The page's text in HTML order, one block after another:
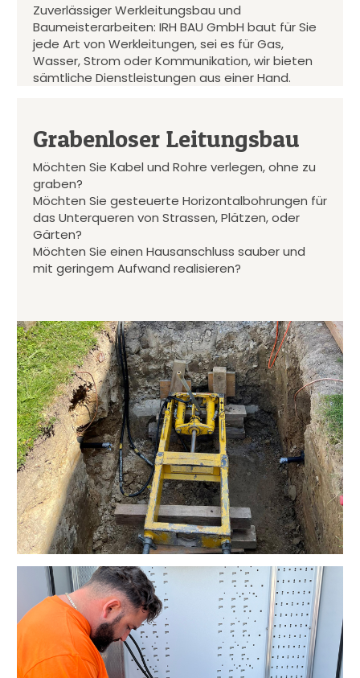
Zuverlässiger Werkleitungsbau und
Baumeisterarbeiten: IRH BAU GmbH baut für Sie
jede Art von Werkleitungen, sei es für Gas,
Wasser, Strom oder Kommunikation, wir bieten
sämtliche Dienstleistungen aus einer Hand.
Grabenloser Leitungsbau
Möchten Sie Kabel und Rohre verlegen, ohne zu
graben?
Möchten Sie gesteuerte Horizontalbohrungen für
das Unterqueren von Strassen, Plätzen, oder
Gärten?
Möchten Sie einen Hausanschluss sauber und
mit geringem Aufwand realisieren?